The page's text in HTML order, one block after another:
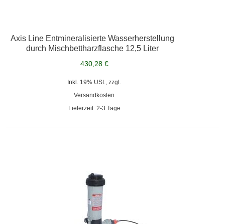
Axis Line Entmineralisierte Wasserherstellung
durch Mischbettharzflasche 12,5 Liter
430,28 €
Inkl. 19% USt., zzgl.
Versandkosten
Lieferzeit: 2-3 Tage